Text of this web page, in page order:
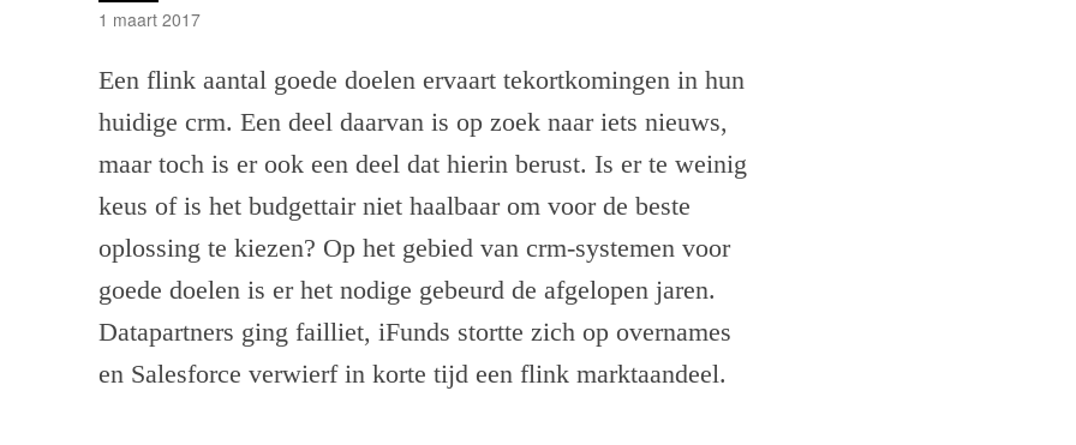
1 maart 2017
Een flink aantal goede doelen ervaart tekortkomingen in hun
huidige crm. Een deel daarvan is op zoek naar iets nieuws,
maar toch is er ook een deel dat hierin berust. Is er te weinig
keus of is het budgettair niet haalbaar om voor de beste
oplossing te kiezen? Op het gebied van crm-systemen voor
goede doelen is er het nodige gebeurd de afgelopen jaren.
Datapartners ging failliet, iFunds stortte zich op overnames
en Salesforce verwierf in korte tijd een flink marktaandeel.